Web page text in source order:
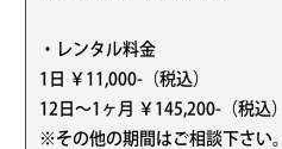
・レンタル料金
1日 ￥11,000-（税込）
12日～1ヶ月 ￥145,200-（税込）
※その他の期間はご相談下さい。